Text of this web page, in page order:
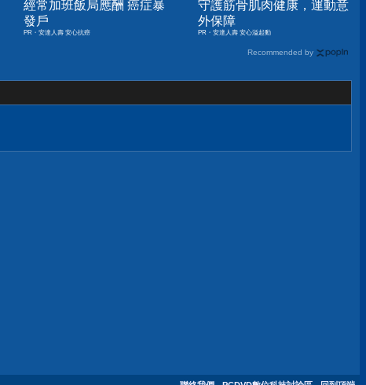
經常加班飯局應酬 癌症暴
發戶
PR・安達人壽 安心抗癌
守護筋骨肌肉健康，運動意
外保障
PR・安達人壽 安心溢起動
Recommended by